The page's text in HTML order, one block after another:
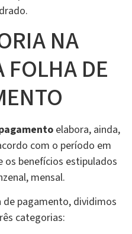
NA
FOLHA DE
elabora, ainda,
com o período em
os benefícios estipulados
mensal.
de pagamento, dividimos
categorias: